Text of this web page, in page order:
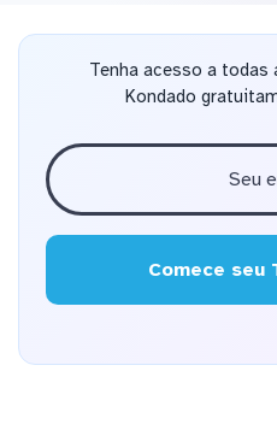
Tenha acesso a todas
Kondado
Comece seu